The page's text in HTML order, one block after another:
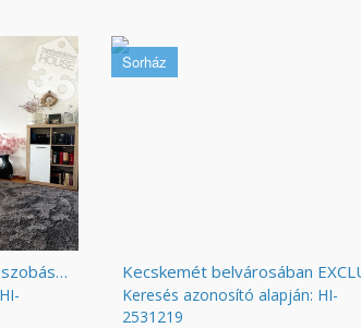
MÁRIAVÁROSI nappali + 4 szobás ház eladó!
Sorház
Keresés azonosító alapján: HI-
2531219